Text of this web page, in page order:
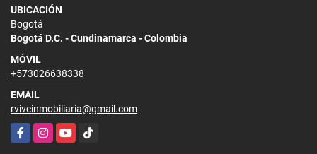
UBICACIÓN
Bogotá
Bogotá D.C. - Cundinamarca - Colombia
MÓVIL
+573026638338
EMAIL
rviveinmobiliaria@gmail.com
FacebookInstagramYouTubeTikTok